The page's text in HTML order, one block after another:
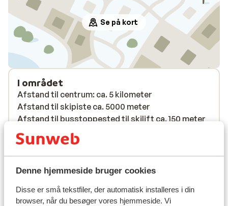
Denne hjemmeside bruger cookies
Disse er små tekstfiler, der automatisk installeres i din
browser, når du besøger vores hjemmeside. Vi
Se på kort
I området
Afstand til centrum: ca. 5 kilometer
Afstand til skipiste ca. 5000 meter
Afstand til busstoppested til skilift ca. 150 meter
Afstand til skilift ca. 5 kilometer
Afstand til nærmeste butikker ca. 5 kilometer
Liftkort/skileje/undervisning
Liftkort